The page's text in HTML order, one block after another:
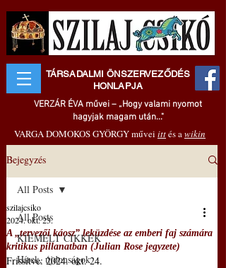
TÁRSADALMI ÖNSZERVEZŐDÉS
HONLAPJA
VERZÁR ÉVA művei – „Hogy valami nyomot
hagyjak magam után..."
VARGA DOMOKOS GYÖRGY művei ittés awikin
Bejegyzés
All Posts
KIEMELT CIKKEK
Hírek, újdonságok
All Posts
A „tervezői káosz” leküzdése az emberi faj számára
kritikus pillanatban (Julian Rose jegyzete)
szilajcsiko
2024. okt. 23.
Frissítve:2024. okt. 24.